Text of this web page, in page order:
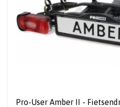
Pro-User Amber II -